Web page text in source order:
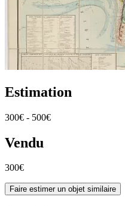
Estimation
300€ - 500€
Vendu
300€
Faire estimer un objet similaire